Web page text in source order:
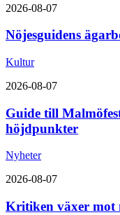
2026-08-07
Nöjesguidens
Kultur
2026-08-07
Guide till
höjdpunkter
Nyheter
2026-08-07
Kritiken växer mot